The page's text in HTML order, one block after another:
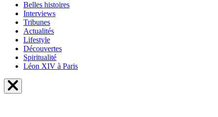
Belles histoires
Interviews
Tribunes
Actualités
Lifestyle
Découvertes
Spiritualité
Léon XIV à Paris